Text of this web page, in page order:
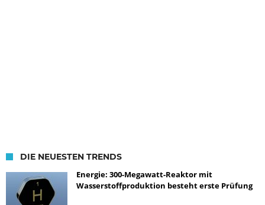
DIE NEUESTEN TRENDS
Energie: 300-Megawatt-Reaktor mit
Wasserstoffproduktion besteht erste Prüfung